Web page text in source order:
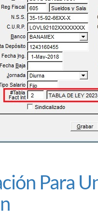
Para